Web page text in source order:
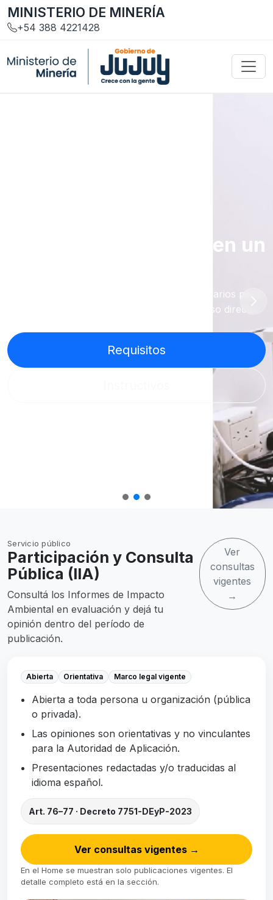
MINISTERIO DE MINERÍA
+54 388 4221428
Trámites y requisitos en un
Requisitos ambientales, instructivos y formularios para
empresas y productores mineros, con acceso directo.
Requisitos
Servicio público
Participación y Consulta
Pública (IIA)
Consultá los Informes de Impacto
Ambiental en evaluación y dejá tu
opinión dentro del período de
publicación.
Ver
consultas
vigentes
→
Abierta Orientativa Marco legal vigente
Abierta a toda persona u organización (pública
o privada).
Las opiniones son orientativas y no vinculantes
para la Autoridad de Aplicación.
Presentaciones redactadas y/o traducidas al
idioma español.
Art. 76–77 · Decreto 7751-DEyP-2023
Ver consultas vigentes →
En el Home se muestran solo publicaciones vigentes. El
detalle completo está en la sección.